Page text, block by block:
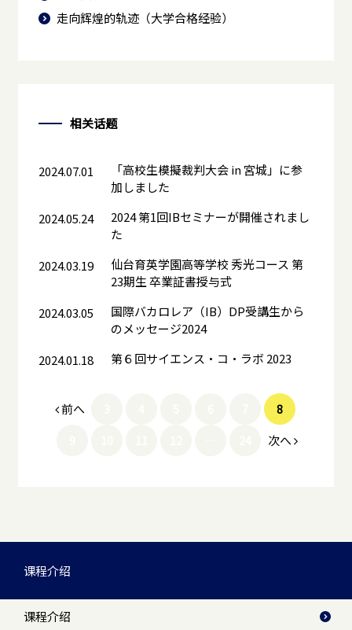
走向辉煌的轨迹（大学合格经验）
相关话题
2024.07.01
「高校生模擬裁判大会 in 宮城」に参
加しました
2024.05.24
2024 第1回IBセミナーが開催されまし
た
2024.03.19
仙台育英学園高等学校 秀光コース 第
23期生 卒業証書授与式
2024.03.05
国際バカロレア（IB）DP受講生から
のメッセージ2024
2024.01.18
第６回サイエンス・コ・ラボ 2023
前へ
8
次へ
课程介绍
课程介绍